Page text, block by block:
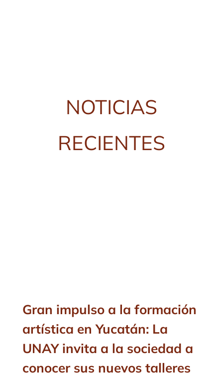
NOTICIAS
RECIENTES
Gran impulso a la formación
artística en Yucatán: La
UNAY invita a la sociedad a
conocer sus nuevos talleres